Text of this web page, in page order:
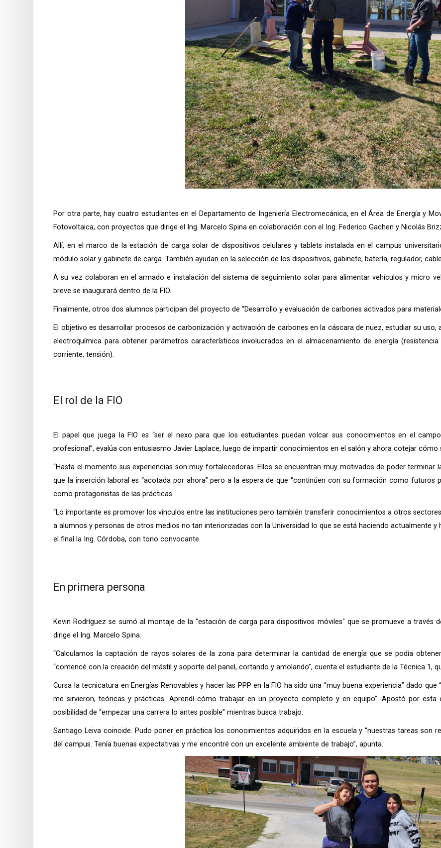
Por otra parte, hay cuatro estudiantes en el Departamento de Ingeniería Electromecánica, en el Área de Energía y
Fotovoltaica, con proyectos que dirige el Ing. Marcelo Spina en colaboración con el Ing. Federico Gachen y Nicolás
Allí, en el marco de la estación de carga solar de dispositivos celulares y tablets instalada en el campus
módulo solar y gabinete de carga. También ayudan en la selección de los dispositivos, gabinete, batería, regulador,
A su vez colaboran en el armado e instalación del sistema de seguimiento solar para alimentar vehículos y micro
breve se inaugurará dentro de la FIO.
Finalmente, otros dos alumnos participan del proyecto de “Desarrollo y evaluación de carbones activados para
El objetivo es desarrollar procesos de carbonización y activación de carbones en la cáscara de nuez, estudiar su
electroquímica para obtener parámetros característicos involucrados en el almacenamiento de energía
corriente, tensión).
El rol de la FIO
El papel que juega la FIO es “ser el nexo para que los estudiantes puedan volcar sus conocimientos en el
profesional”, evalúa con entusiasmo Javier Laplace, luego de impartir conocimientos en el salón y ahora cotejar
“Hasta el momento sus experiencias son muy fortalecedoras. Ellos se encuentran muy motivados de poder terminar
que la inserción laboral es “acotada por ahora” pero a la espera de que “continúen con su formación como futuros
como protagonistas de las prácticas.
“Lo importante es promover los vínculos entre las instituciones pero también transferir conocimientos a otros
a alumnos y personas de otros medios no tan interiorizadas con la Universidad lo que se está haciendo actualmente y
el final la Ing. Córdoba, con tono convocante.
En primera persona
Kevin Rodríguez se sumó al montaje de la "estación de carga para dispositivos móviles" que se promueve a través
dirige el Ing. Marcelo Spina.
“Calculamos la captación de rayos solares de la zona para determinar la cantidad de energía que se podía
“comencé con la creación del mástil y soporte del panel, cortando y amolando”, cuenta el estudiante de la Técnica 1,
Cursa la tecnicatura en Energías Renovables y hacer las PPP en la FIO ha sido una “muy buena experiencia” dado
me sirvieron, teóricas y prácticas. Aprendí cómo trabajar en un proyecto completo y en equipo”. Apostó por esta
posibilidad de “empezar una carrera lo antes posible” mientras busca trabajo.
Santiago Leiva coincide. Pudo poner en práctica los conocimientos adquiridos en la escuela y “nuestras tareas son
del campus. Tenía buenas expectativas y me encontré con un excelente ambiente de trabajo”, apunta.